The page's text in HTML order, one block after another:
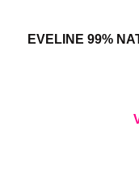
EVELINE 99%